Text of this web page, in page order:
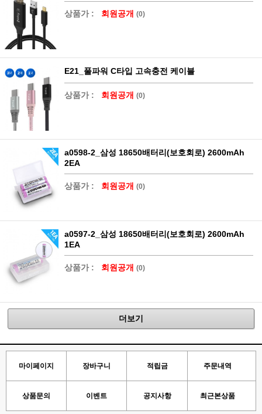
상품가 : 회원공개 (0)
E21_풀파워 C타입 고속충전 케이블
상품가 : 회원공개 (0)
a0598-2_삼성 18650배터리(보호회로) 2600mAh
2EA
상품가 : 회원공개 (0)
a0597-2_삼성 18650배터리(보호회로) 2600mAh
1EA
상품가 : 회원공개 (0)
더보기
마이페이지 장바구니 적립금 주문내역
상품문의 이벤트 공지사항 최근본상품